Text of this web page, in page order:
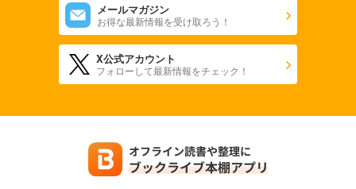
メールマガジン
お得な最新情報を受け取ろう！
X公式アカウント
フォローして最新情報をチェック！